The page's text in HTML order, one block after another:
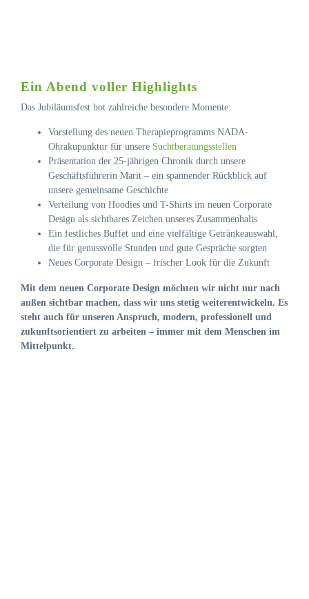
Ein Abend voller Highlights
Das Jubiläumsfest bot zahlreiche besondere Momente:
Vorstellung des neuen Therapieprogramms NADA-
Ohrakupunktur für unsere Suchtberatungsstellen
Präsentation der 25-jährigen Chronik durch unsere
Geschäftsführerin Marit – ein spannender Rückblick auf
unsere gemeinsame Geschichte
Verteilung von Hoodies und T-Shirts im neuen Corporate
Design als sichtbares Zeichen unseres Zusammenhalts
Ein festliches Buffet und eine vielfältige Getränkeauswahl,
die für genussvolle Stunden und gute Gespräche sorgten
Neues Corporate Design – frischer Look für die Zukunft
Mit dem neuen Corporate Design möchten wir nicht nur nach
außen sichtbar machen, dass wir uns stetig weiterentwickeln. Es
steht auch für unseren Anspruch, modern, professionell und
zukunftsorientiert zu arbeiten – immer mit dem Menschen im
Mittelpunkt.